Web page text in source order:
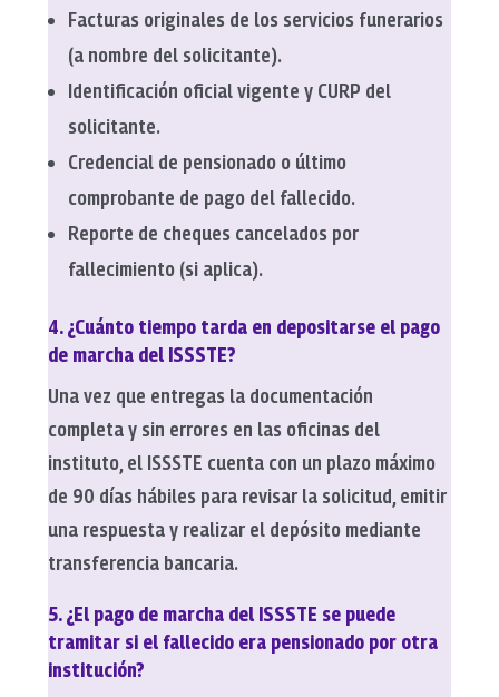
Facturas originales de los servicios funerarios
(a nombre del solicitante).
Identificación oficial vigente y CURP del
solicitante.
Credencial de pensionado o último
comprobante de pago del fallecido.
Reporte de cheques cancelados por
fallecimiento (si aplica).
4. ¿Cuánto tiempo tarda en depositarse el pago
de marcha del ISSSTE?
Una vez que entregas la documentación
completa y sin errores en las oficinas del
instituto, el ISSSTE cuenta con un plazo máximo
de 90 días hábiles para revisar la solicitud, emitir
una respuesta y realizar el depósito mediante
transferencia bancaria.
5. ¿El pago de marcha del ISSSTE se puede
tramitar si el fallecido era pensionado por otra
institución?